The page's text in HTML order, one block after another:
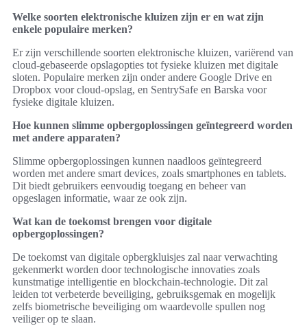
Welke soorten elektronische kluizen zijn er en wat zijn
enkele populaire merken?
Er zijn verschillende soorten elektronische kluizen, variërend van
cloud-gebaseerde opslagopties tot fysieke kluizen met digitale
sloten. Populaire merken zijn onder andere Google Drive en
Dropbox voor cloud-opslag, en SentrySafe en Barska voor
fysieke digitale kluizen.
Hoe kunnen slimme opbergoplossingen geïntegreerd worden
met andere apparaten?
Slimme opbergoplossingen kunnen naadloos geïntegreerd
worden met andere smart devices, zoals smartphones en tablets.
Dit biedt gebruikers eenvoudig toegang en beheer van
opgeslagen informatie, waar ze ook zijn.
Wat kan de toekomst brengen voor digitale
opbergoplossingen?
De toekomst van digitale opbergkluisjes zal naar verwachting
gekenmerkt worden door technologische innovaties zoals
kunstmatige intelligentie en blockchain-technologie. Dit zal
leiden tot verbeterde beveiliging, gebruiksgemak en mogelijk
zelfs biometrische beveiliging om waardevolle spullen nog
veiliger op te slaan.